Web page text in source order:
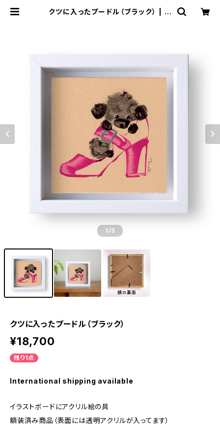
クツに入ったプードル（ブラック） | M
1/3
クツに入ったプードル（ブラック）
¥18,700
残り1点
International shipping available
イラストボードにアクリル絵の具
額装済み商品（表面には透明アクリルが入ってます）